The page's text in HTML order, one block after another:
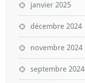
janvier 2025
décembre 2024
novembre 2024
septembre 2024